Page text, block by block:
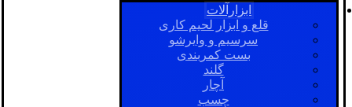
ابزارآلات
قلع و ابزار لحیم کاری
سرسیم و وایرشو
بست کمربندی
گلند
آچار
چسب